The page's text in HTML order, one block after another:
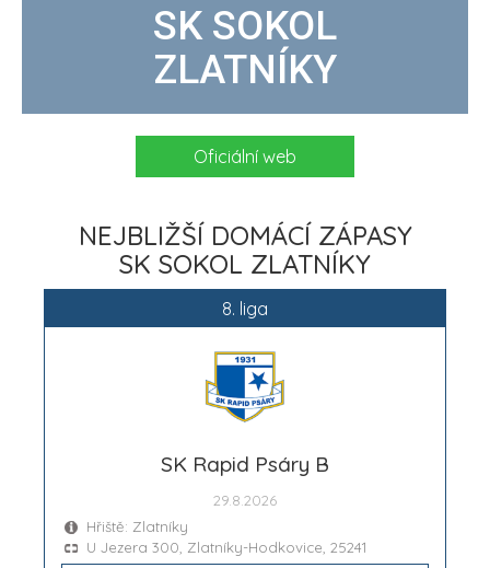
SK SOKOL
ZLATNÍKY
Oficiální web
NEJBLIŽŠÍ DOMÁCÍ ZÁPASY
SK SOKOL ZLATNÍKY
8. liga
SK Rapid Psáry B
29.8.2026
Hřiště: Zlatníky
U Jezera 300, Zlatníky-Hodkovice, 25241